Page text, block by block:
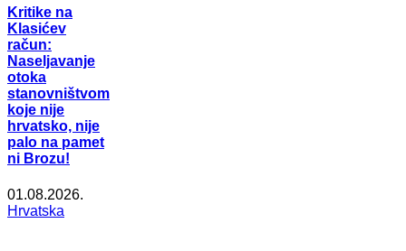
Kritike na
Klasićev
račun:
Naseljavanje
otoka
stanovništvom
koje nije
hrvatsko, nije
palo na pamet
ni Brozu!
01.08.2026.
Hrvatska